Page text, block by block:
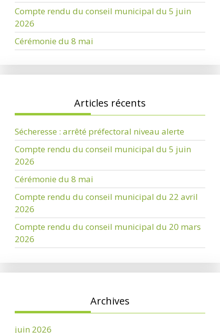
Compte rendu du conseil municipal du 5 juin
2026
Cérémonie du 8 mai
Articles récents
Sécheresse : arrêté préfectoral niveau alerte
Compte rendu du conseil municipal du 5 juin
2026
Cérémonie du 8 mai
Compte rendu du conseil municipal du 22 avril
2026
Compte rendu du conseil municipal du 20 mars
2026
Archives
juin 2026